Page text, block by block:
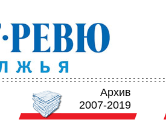
Архив
2007-2019